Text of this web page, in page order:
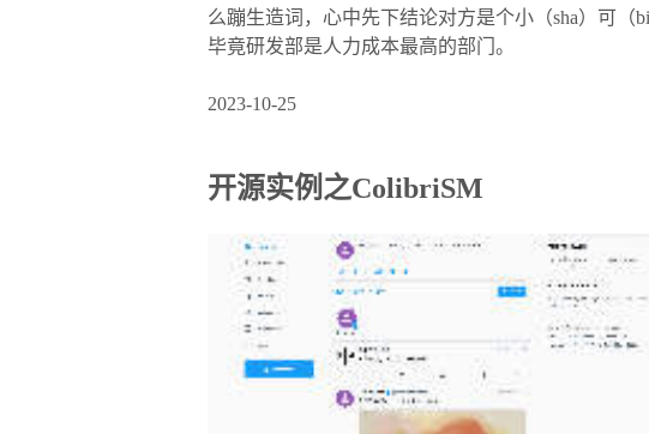
么蹦生造词，心中先下结论对方是个小（sha）可
毕竟研发部是人力成本最高的部门。
2023-10-25
开源实例之ColibriSM